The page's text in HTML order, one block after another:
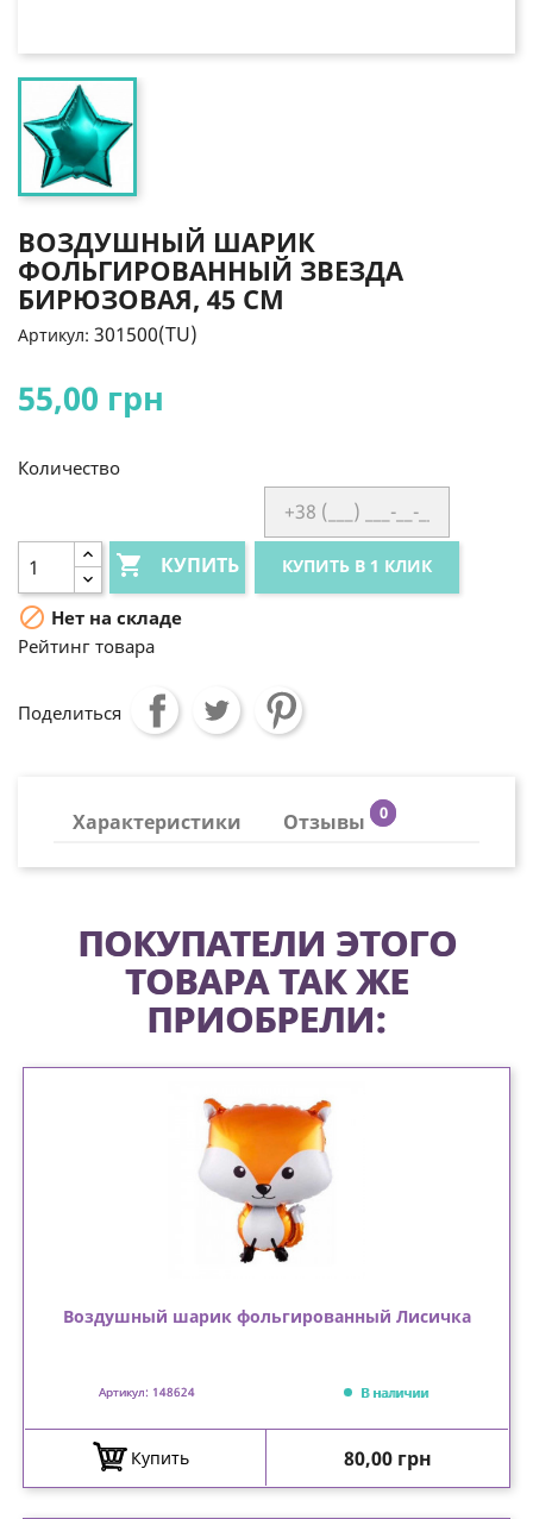
ВОЗДУШНЫЙ ШАРИК
ФОЛЬГИРОВАННЫЙ ЗВЕЗДА
БИРЮЗОВАЯ, 45 СМ
Артикул: 301500(TU)
55,00 грн
Количество
 КУПИТЬ КУПИТЬ В 1 КЛИК
 Нет на складе
Рейтинг товара
Поделиться
Характеристики Отзывы 0
ПОКУПАТЕЛИ ЭТОГО
ТОВАРА ТАК ЖЕ
ПРИОБРЕЛИ:
Воздушный шарик фольгированный Лисичка
Артикул: 148624 В наличии
Купить Цена
80,00 грн